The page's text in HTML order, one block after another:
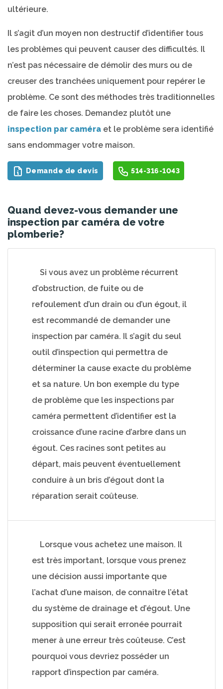
ultérieure.
Il s’agit d’un moyen non destructif d’identifier tous
les problèmes qui peuvent causer des difficultés. Il
n’est pas nécessaire de démolir des murs ou de
creuser des tranchées uniquement pour repérer le
problème. Ce sont des méthodes très traditionnelles
de faire les choses. Demandez plutôt une
inspection par caméra et le problème sera identifié
sans endommager votre maison.
Demande de devis 514-316-1043
Quand devez-vous demander une
inspection par caméra de votre
plomberie?
Si vous avez un problème récurrent
d’obstruction, de fuite ou de
refoulement d’un drain ou d’un égout, il
est recommandé de demander une
inspection par caméra. Il s’agit du seul
outil d’inspection qui permettra de
déterminer la cause exacte du problème
et sa nature. Un bon exemple du type
de problème que les inspections par
caméra permettent d’identifier est la
croissance d’une racine d’arbre dans un
égout. Ces racines sont petites au
départ, mais peuvent éventuellement
conduire à un bris d’égout dont la
réparation serait coûteuse.
Lorsque vous achetez une maison. Il
est très important, lorsque vous prenez
une décision aussi importante que
l’achat d’une maison, de connaître l’état
du système de drainage et d’égout. Une
supposition qui serait erronée pourrait
mener à une erreur très coûteuse. C’est
pourquoi vous devriez posséder un
rapport d’inspection par caméra.